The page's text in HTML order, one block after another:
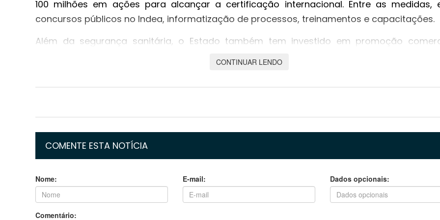
100 milhões em ações para alcançar a certificação internacional. Entre as medidas,
concursos públicos no Indea, informatização de processos, treinamentos e capacitações.
Além da segurança sanitária, o Estado também tem investido em promoção
mato-grossenses. “As decisões são tomadas pelo setor produtivo. O governo participa,
CONTINUAR LENDO
COMENTE ESTA NOTÍCIA
Nome: E-mail: Dados opcionais:
Comentário: